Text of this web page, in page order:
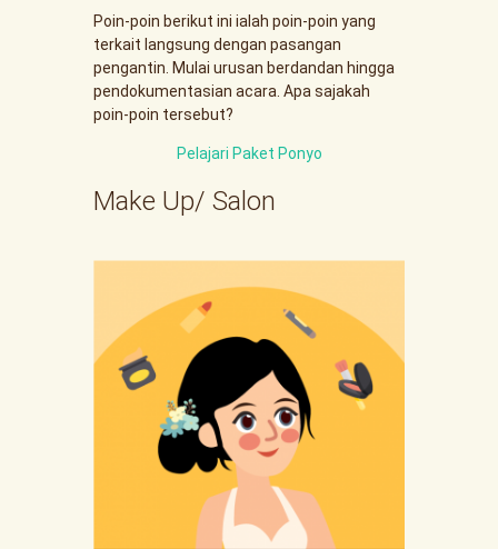
Poin-poin berikut ini ialah poin-poin yang
terkait langsung dengan pasangan
pengantin. Mulai urusan berdandan hingga
pendokumentasian acara. Apa sajakah
poin-poin tersebut?
Pelajari Paket Ponyo
Make Up/ Salon